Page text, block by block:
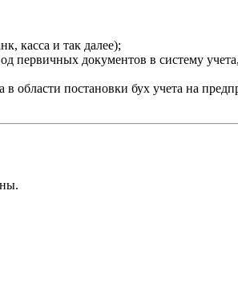
касса и так далее);
документов в систему
области постановки бух учета на